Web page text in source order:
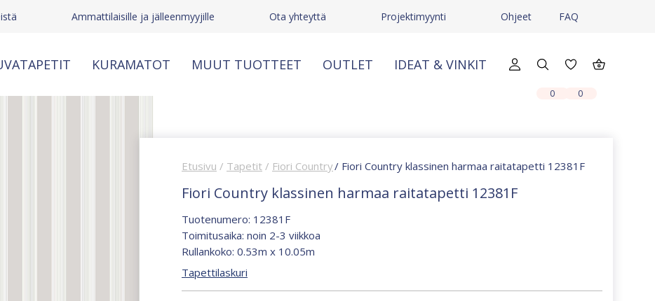
Ammattilaisille ja jälleenmyyjille Ota yhteyttä Projektimyynti Ohjeet FAQ
KURAMATOT MUUT TUOTTEET OUTLET IDEAT & VINKIT
0 0
Etusivu / Tapetit / Fiori Country/ Fiori Country klassinen harmaa raitatapetti 12381F
Fiori Country klassinen harmaa raitatapetti 12381F
Tuotenumero: 12381F
Toimitusaika: noin 2-3 viikkoa
Rullankoko: 0.53m x 10.05m
Tapettilaskuri